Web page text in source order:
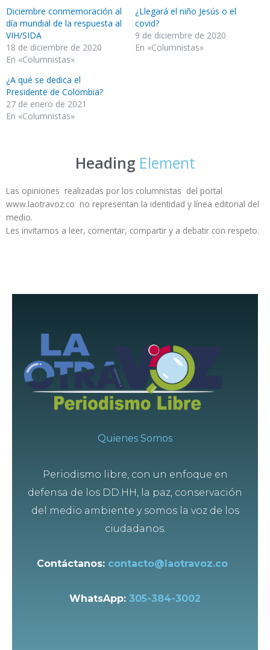
Diciembre conmemoración al
día mundial de la respuesta al
VIH/SIDA
18 de diciembre de 2020
En «Columnistas»
¿Llegará el niño Jesús o el
covid?
9 de diciembre de 2020
En «Columnistas»
¿A qué se dedica el
Presidente de Colombia?
27 de enero de 2021
En «Columnistas»
Heading Element
Las opiniones realizadas por los columnistas del portal
www.laotravoz.co no representan la identidad y línea editorial del
medio.
Les invitamos a leer, comentar, compartir y a debatir con respeto.
Quienes Somos
Periodismo libre, con un enfoque en
defensa de los DD.HH, la paz, conservación
del medio ambiente y somos la voz de los
ciudadanos.
Contáctanos: contacto@laotravoz.co
WhatsApp: 305-384-3002